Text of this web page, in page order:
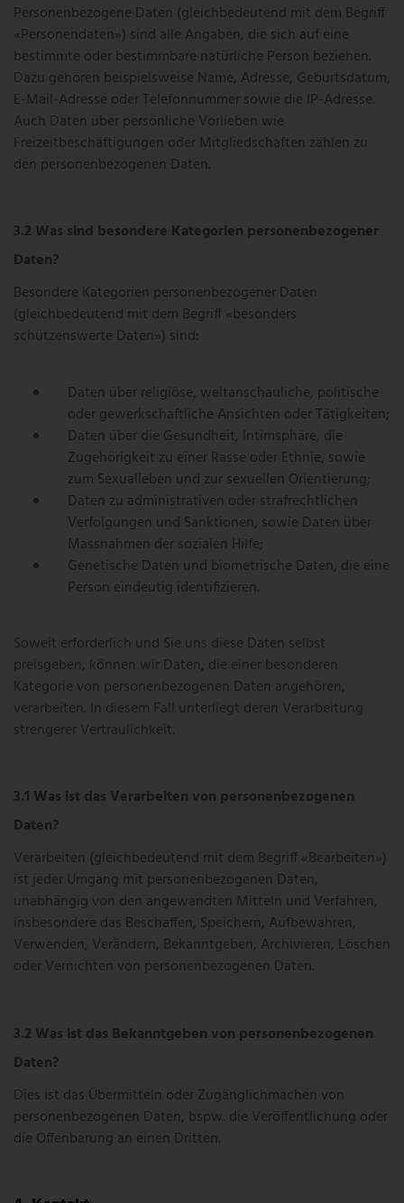
Personenbezogene Daten (gleichbedeutend mit dem Begriff
«Personendaten») sind alle Angaben, die sich auf eine
bestimmte oder bestimmbare natürliche Person beziehen.
Dazu gehören beispielsweise Name, Adresse, Geburtsdatum,
E-Mail-Adresse oder Telefonnummer sowie die IP-Adresse.
Auch Daten über persönliche Vorlieben wie
Freizeitbeschäftigungen oder Mitgliedschaften zählen zu
den personenbezogenen Daten.
Was sind besondere Kategorien personenbezogener
Daten?
Besondere Kategorien personenbezogener Daten
(gleichbedeutend mit dem Begriff «besonders
schützenswerte Daten») sind:
Daten über religiöse, weltanschauliche, politische
oder gewerkschaftliche Ansichten oder Tätigkeiten;
Daten über die Gesundheit, Intimsphäre, die
Zugehörigkeit zu einer Rasse oder Ethnie, sowie
zum Sexualleben und zur sexuellen Orientierung;
Daten zu administrativen oder strafrechtlichen
Verfolgungen und Sanktionen, sowie Daten über
Massnahmen der sozialen Hilfe;
Genetische Daten und biometrische Daten, die eine
Person eindeutig identifizieren.
Soweit erforderlich und Sie uns diese Daten selbst
preisgeben, können wir Daten, die einer besonderen
Kategorie von personenbezogenen Daten angehören,
verarbeiten. In diesem Fall unterliegt deren Verarbeitung
strengerer Vertraulichkeit.
Was ist das Verarbeiten von personenbezogenen
Daten?
Verarbeiten (gleichbedeutend mit dem Begriff «Bearbeiten»)
ist jeder Umgang mit personenbezogenen Daten,
unabhängig von den angewandten Mitteln und Verfahren,
insbesondere das Beschaffen, Speichern, Aufbewahren,
Verwenden, Verändern, Bekanntgeben, Archivieren, Löschen
oder Vernichten von personenbezogenen Daten.
Was ist das Bekanntgeben von personenbezogenen
Daten?
Dies ist das Übermitteln oder Zugänglichmachen von
personenbezogenen Daten, bspw. die Veröffentlichung oder
die Offenbarung an einen Dritten.